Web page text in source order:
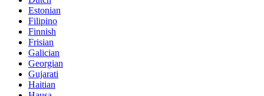
Estonian
Filipino
Finnish
Frisian
Galician
Georgian
Gujarati
Haitian